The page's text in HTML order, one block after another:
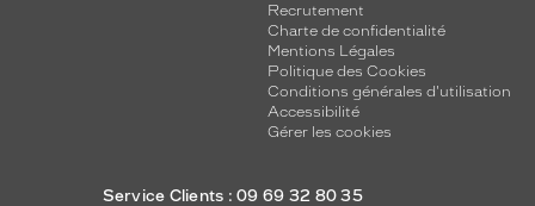
Recrutement
Charte de confidentialité
Mentions Légales
Politique des Cookies
Conditions générales d'utilisation
Accessibilité
Gérer les cookies
Service Clients : 09 69 32 80 35